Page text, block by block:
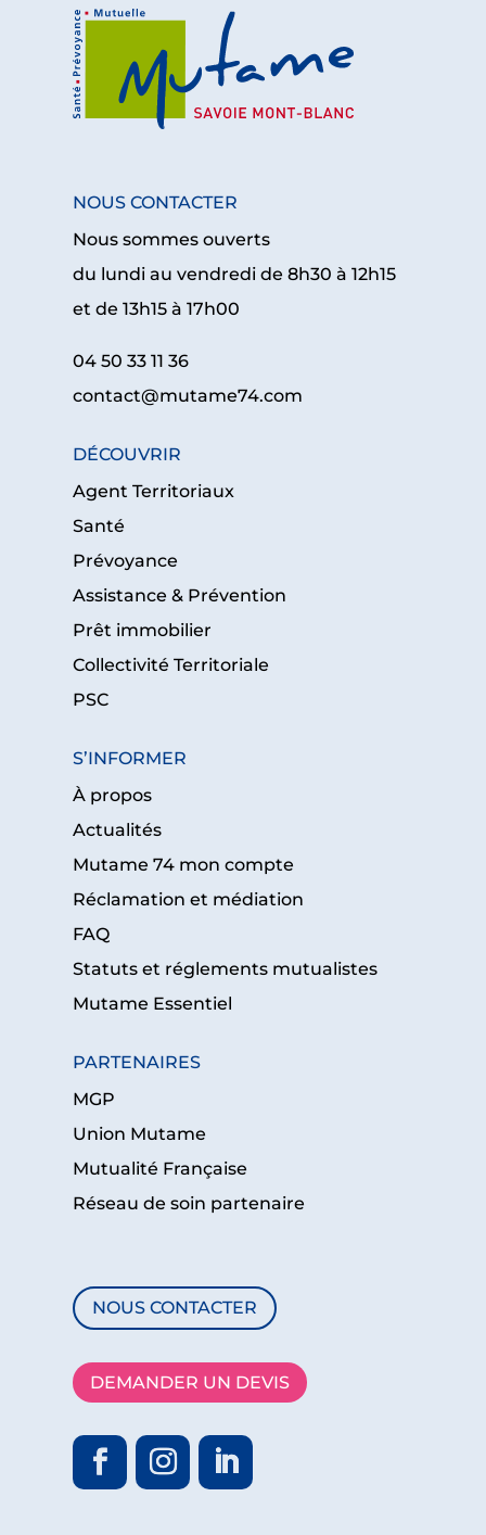
NOUS CONTACTER
Nous sommes ouverts
du lundi au vendredi de 8h30 à 12h15
et de 13h15 à 17h00
04 50 33 11 36
contact@mutame74.com
DÉCOUVRIR
Agent Territoriaux
Santé
Prévoyance
Assistance & Prévention
Prêt immobilier
Collectivité Territoriale
PSC
S’INFORMER
À propos
Actualités
Mutame 74 mon compte
Réclamation et médiation
FAQ
Statuts et réglements mutualistes
Mutame Essentiel
PARTENAIRES
MGP
Union Mutame
Mutualité Française
Réseau de soin partenaire
NOUS CONTACTER
DEMANDER UN DEVIS